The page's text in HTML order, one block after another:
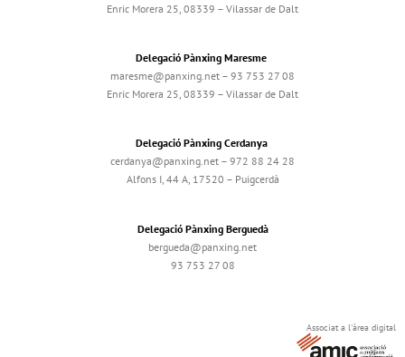
Enric Morera 25, 08339 – Vilassar de Dalt
Delegació Pànxing Maresme
maresme@panxing.net – 93 753 27 08
Enric Morera 25, 08339 – Vilassar de Dalt
Delegació Pànxing Cerdanya
cerdanya@panxing.net – 972 88 24 28
Alfons I, 44 A, 17520 – Puigcerdà
Delegació Pànxing Berguedà
bergueda@panxing.net
93 753 27 08
Associat a l'àrea digital